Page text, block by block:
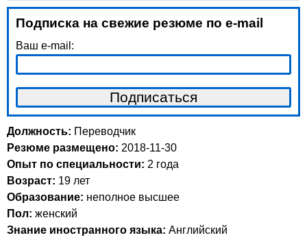
Подписка на свежие резюме по e-mail
Ваш e-mail:
Должность: Переводчик
Резюме размещено: 2018-11-30
Опыт по специальности: 2 года
Возраст: 19 лет
Образование: неполное высшее
Пол: женский
Знание иностранного языка: Английский